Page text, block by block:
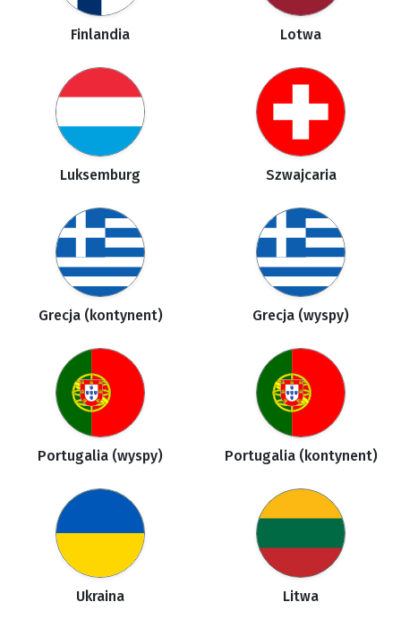
Finlandia Lotwa
Luksemburg Szwajcaria
Grecja (kontynent) Grecja (wyspy)
Portugalia (wyspy) Portugalia (kontynent)
Ukraina Litwa